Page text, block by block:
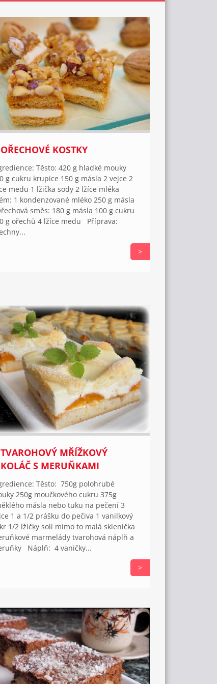
OŘECHOVÉ KOSTKY
Těsto: 420 g hladké mouky
g cukru krupice 150 g másla 2 vejce 2
medu 1 lžička sody 2 lžíce mléka
1 kondenzované mléko 250 g másla
směs: 180 g másla 100 g cukru
g ořechů 4 lžíce medu Příprava:
>
TVAROHOVÝ MŘÍŽKOVÝ
KOLÁČ S MERUŇKAMI
Těsto: 750g polohrubé
250g moučkového cukru 375g
másla nebo tuku na pečení 3
1 a 1/2 prášku do pečiva 1 vanilkový
1/2 lžičky soli mimo to malá sklenička
marmelády tvarohová náplň a
Náplň: 4 vaničky...
>